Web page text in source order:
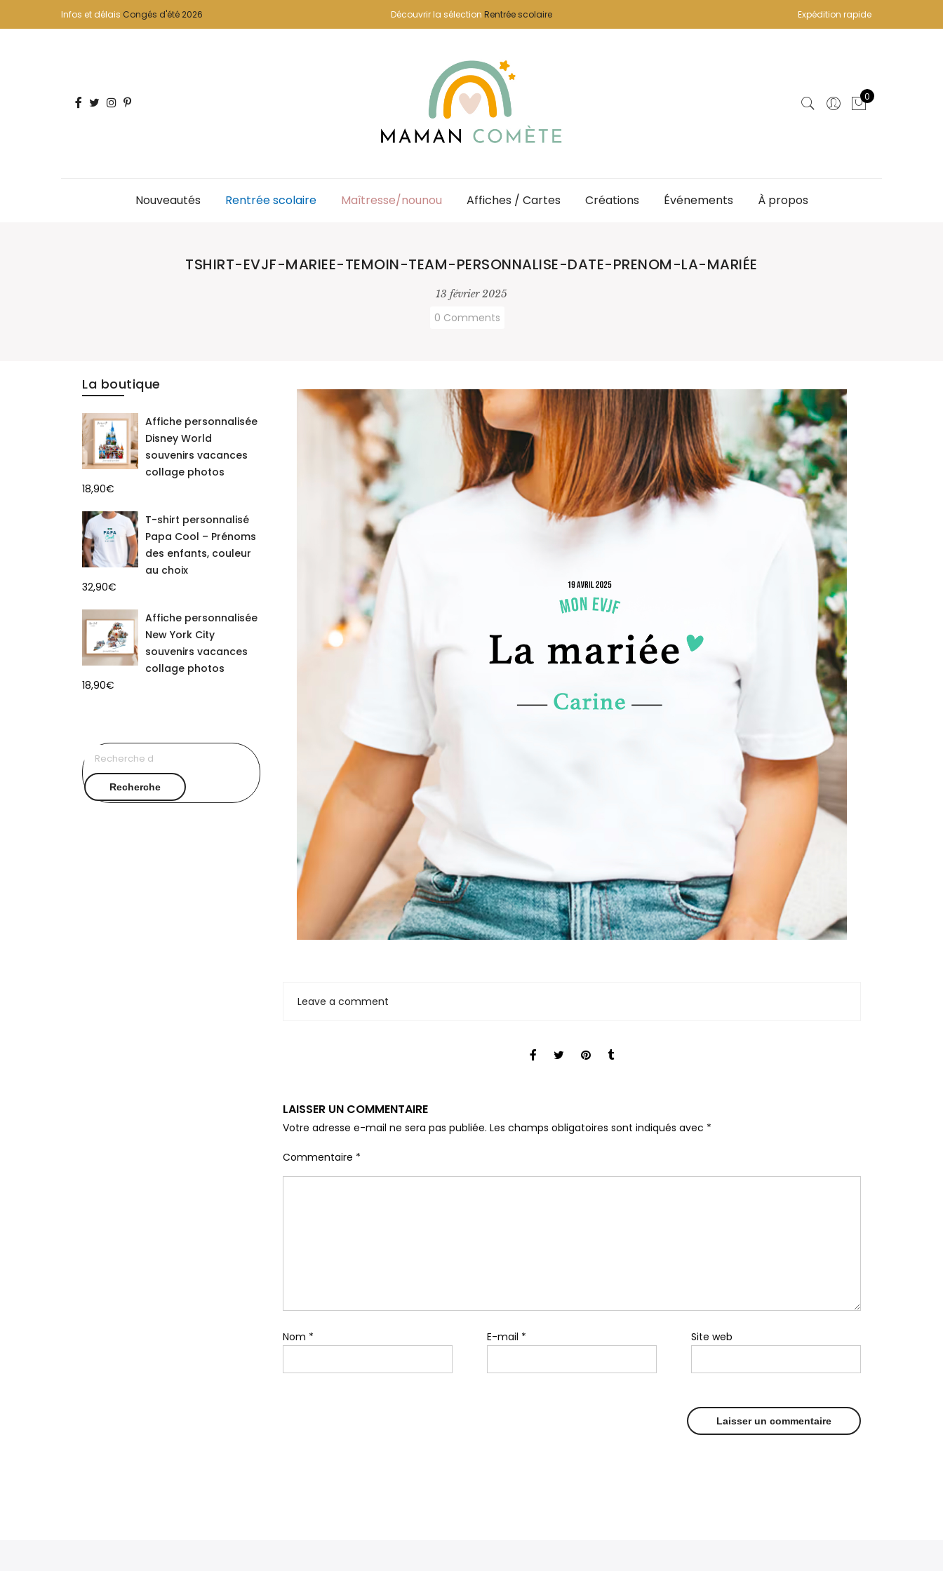
Infos et délais Congés d'été 2026 Découvrir la sélection Rentrée scolaire Expédition rapide
0
Nouveautés Rentrée scolaire Maîtresse/nounou Affiches / Cartes Créations Événements À propos
TSHIRT-EVJF-MARIEE-TEMOIN-TEAM-PERSONNALISE-DATE-PRENOM-LA-MARIÉE
13 février 2025
0 Comments
Leave a comment
LAISSER UN COMMENTAIRE
Votre adresse e-mail ne sera pas publiée. Les champs obligatoires sont indiqués avec *
Commentaire *
Nom * E-mail * Site web
La boutique
Affiche personnalisée
Disney World
souvenirs vacances
collage photos
18,90€
T-shirt personnalisé
Papa Cool – Prénoms
des enfants, couleur
au choix
32,90€
Affiche personnalisée
New York City
souvenirs vacances
collage photos
18,90€
pour :
Recherche